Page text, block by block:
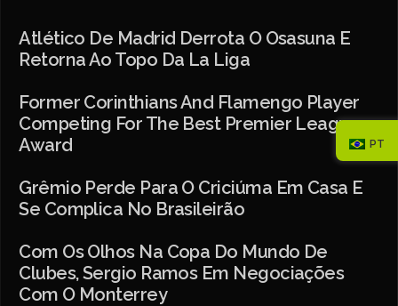
Atlético De Madrid Derrota O Osasuna E
Retorna Ao Topo Da La Liga
Former Corinthians And Flamengo Player
Competing For The Best Premier League
Award
Grêmio Perde Para O Criciúma Em Casa E
Se Complica No Brasileirão
Com Os Olhos Na Copa Do Mundo De
Clubes, Sergio Ramos Em Negociações
Com O Monterrey
PT